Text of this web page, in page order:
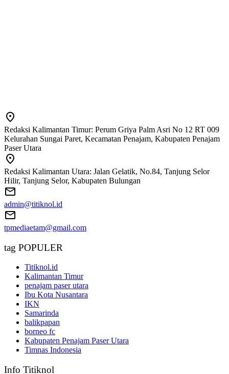
Redaksi Kalimantan Timur: Perum Griya Palm Asri No 12 RT 009
Kelurahan Sungai Paret, Kecamatan Penajam, Kabupaten Penajam
Paser Utara
Redaksi Kalimantan Utara: Jalan Gelatik, No.84, Tanjung Selor
Hilir, Tanjung Selor, Kabupaten Bulungan
admin@titiknol.id
tpmediaetam@gmail.com
tag POPULER
Titiknol.id
Kalimantan Timur
penajam paser utara
Ibu Kota Nusantara
IKN
Samarinda
balikpapan
borneo fc
Kabupaten Penajam Paser Utara
Timnas Indonesia
Info Titiknol